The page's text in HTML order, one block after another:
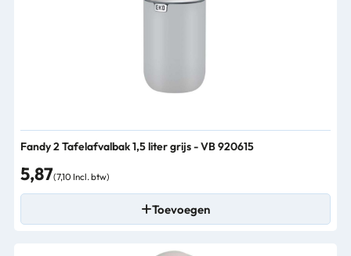
Fandy 2 Tafelafvalbak 1,5 liter grijs - VB 920615
5,87(7,10 Incl. btw)
Toevoegen